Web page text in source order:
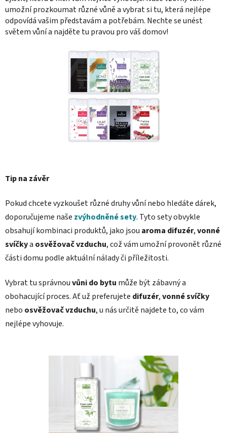
umožní prozkoumat různé vůně a vybrat si tu, která nejlépe
odpovídá vašim představám a potřebám. Nechte se unést
světem vůní a najděte tu pravou pro váš domov!
Tip na závěr
Pokud chcete vyzkoušet různé druhy vůní nebo hledáte dárek,
doporučujeme naše zvýhodněné sety. Tyto sety obvykle
obsahují kombinaci produktů, jako jsou aroma difuzér,vonné
svíčkya osvěžovač vzduchu, což vám umožní provonět různé
části domu podle aktuální nálady či příležitosti.
Vybrat tu správnouvůni do bytu může být zábavný a
obohacující proces. Ať už preferujete difuzér,vonné svíčky
nebo osvěžovač vzduchu, u nás určitě najdete to, co vám
nejlépe vyhovuje.